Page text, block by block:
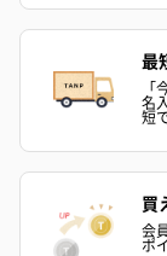
プレミアムビール
ディット（712円）
最
「
名
短
買
会
ポ